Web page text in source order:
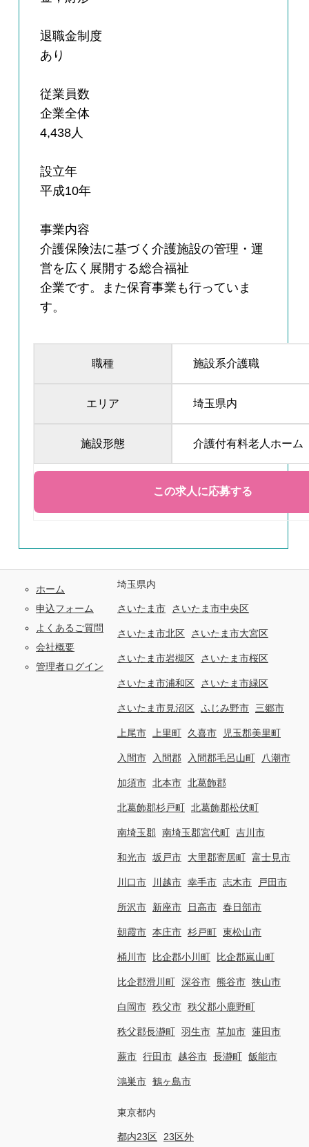
退職金制度
あり
従業員数
企業全体
4,438人
設立年
平成10年
事業内容
介護保険法に基づく介護施設の管理・運
営を広く展開する総合福祉
企業です。また保育事業も行っていま
す。
職種 施設系介護職
エリア 埼玉県内
施設形態 介護付有料老人ホーム
ホーム
申込フォーム
よくあるご質問
会社概要
管理者ログイン
埼玉県内
さいたま市 さいたま市中央区
さいたま市北区 さいたま市大宮区
さいたま市岩槻区 さいたま市桜区
さいたま市浦和区 さいたま市緑区
さいたま市見沼区 ふじみ野市 三郷市
上尾市 上里町 久喜市 児玉郡美里町
入間市 入間郡 入間郡毛呂山町 八潮市
加須市 北本市 北葛飾郡
北葛飾郡杉戸町 北葛飾郡松伏町
南埼玉郡 南埼玉郡宮代町 吉川市
和光市 坂戸市 大里郡寄居町 富士見市
川口市 川越市 幸手市 志木市 戸田市
所沢市 新座市 日高市 春日部市
朝霞市 本庄市 杉戸町 東松山市
桶川市 比企郡小川町 比企郡嵐山町
比企郡滑川町 深谷市 熊谷市 狭山市
白岡市 秩父市 秩父郡小鹿野町
秩父郡長瀞町 羽生市 草加市 蓮田市
蕨市 行田市 越谷市 長瀞町 飯能市
鴻巣市 鶴ヶ島市
東京都内
都内23区 23区外